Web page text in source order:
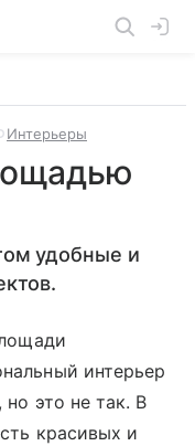
Интерьеры
удобные и
интерьер
это не так. В
красивых и